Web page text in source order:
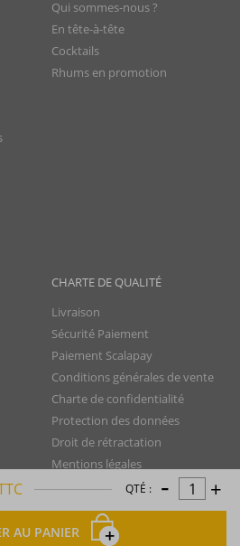
QTÉ : - +
AU PANIER
Qui sommes-nous ?
En tête-à-tête
Cocktails
Rhums en promotion
CHARTE DE QUALITÉ
Livraison
Sécurité Paiement
Paiement Scalapay
Conditions générales de vente
Charte de confidentialité
Protection des données
Droit de rétractation
Mentions légales
Plan du site